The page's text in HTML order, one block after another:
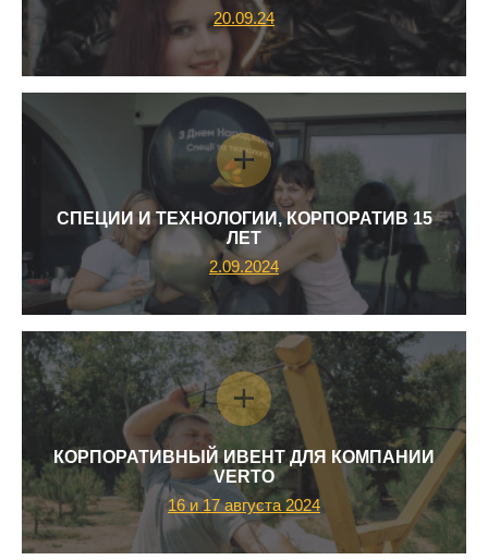
20.09.24
СПЕЦИИ И ТЕХНОЛОГИИ, КОРПОРАТИВ 15
ЛЕТ
2.09.2024
КОРПОРАТИВНЫЙ ИВЕНТ ДЛЯ КОМПАНИИ
VERTO
16 и 17 августа 2024